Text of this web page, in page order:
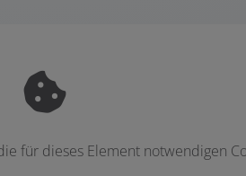
für dieses Element notwendigen